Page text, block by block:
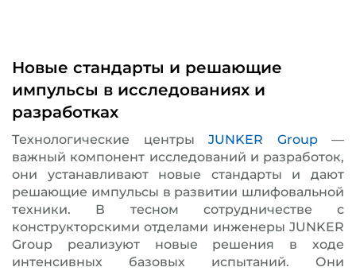
Новые стандарты и решающие
импульсы в исследованиях и
разработках
Технологические центры JUNKER Group—
важный компонент исследований и разработок,
они устанавливают новые стандарты и дают
решающие импульсы в развитии шлифовальной
техники. В тесном сотрудничестве с
конструкторскими отделами инженеры JUNKER
Group реализуют новые решения в ходе
интенсивных базовых испытаний. Они